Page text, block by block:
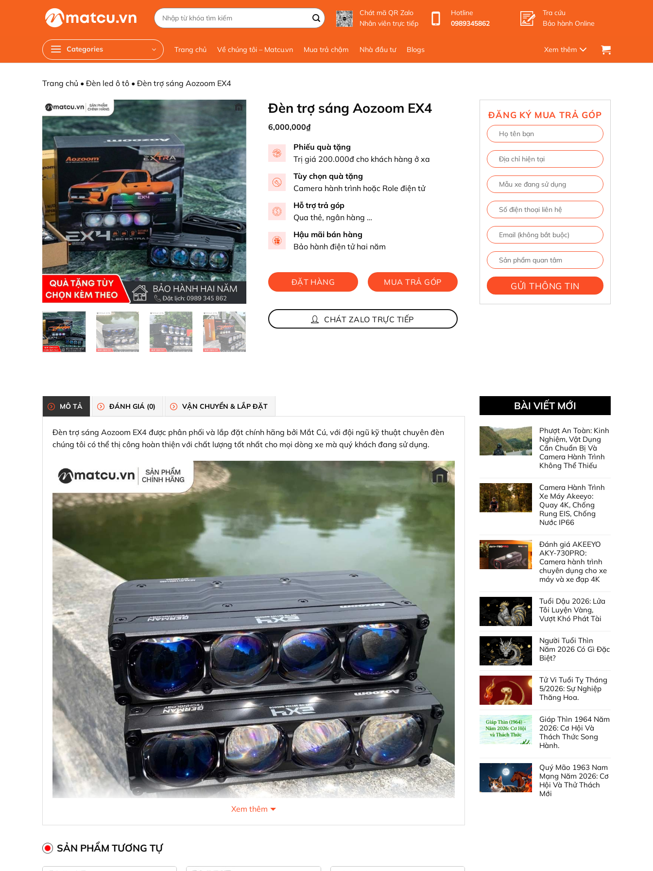
Tìm
kiếm:
Chát mã QR Zalo
Nhân viên trực tiếp
Hotline
0989345862
Tra cứu
Bảo hành Online
Categories Trang chủ Về chúng tôi – Matcu.vn Mua trả chậm Nhà đầu tư Blogs
Trang chủ • Đèn led ô tô • Đèn trợ sáng Aozoom EX4
Đèn trợ sáng Aozoom EX4
6,000,000₫
Phiếu quà tặng
Trị giá 200.000đ cho khách hàng ở xa
Tùy chọn quà tặng
Camera hành trình hoặc Role điện tử
Hỗ trợ trả góp
Qua thẻ, ngân hàng …
Hậu mãi bán hàng
Bảo hành điện tử hai năm
ĐẶT HÀNG
MUA TRẢ GÓP
CHÁT ZALO TRỰC TIẾP
ĐĂNG KÝ MUA TRẢ GÓP
MÔ TẢ ĐÁNH GIÁ (0) VẬN CHUYỂN & LẮP ĐẶT
Đèn trợ sáng Aozoom EX4 được phân phối và lắp đặt chính hãng bởi Mắt Cú, với đội ngũ kỹ thuật chuyên đèn
chúng tôi có thể thị công hoàn thiện với chất lượng tốt nhất cho mọi dòng xe mà quý khách đang sử dụng.
Xem thêm
SẢN PHẨM TƯƠNG TỰ
BÀI VIẾT MỚI
Phượt An Toàn: Kinh
Nghiệm, Vật Dụng
Cần Chuẩn Bị Và
Camera Hành Trình
Không Thể Thiếu
Camera Hành Trình
Xe Máy Akeeyo:
Quay 4K, Chống
Rung EIS, Chống
Nước IP66
Đánh giá AKEEYO
AKY-730PRO:
Camera hành trình
chuyên dụng cho xe
máy và xe đạp 4K
Tuổi Dậu 2026: Lửa
Tôi Luyện Vàng,
Vượt Khó Phát Tài
Người Tuổi Thìn
Năm 2026 Có Gì Đặc
Biệt?
Tử Vi Tuổi Tỵ Tháng
5/2026: Sự Nghiệp
Thăng Hoa.
Giáp Thìn 1964 Năm
2026: Cơ Hội Và
Thách Thức Song
Hành.
Quý Mão 1963 Nam
Mạng Năm 2026: Cơ
Hội Và Thử Thách
Mới